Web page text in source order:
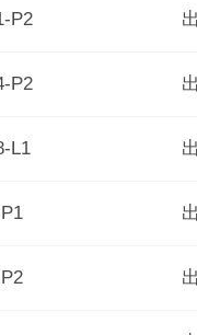
P2
P2
L1